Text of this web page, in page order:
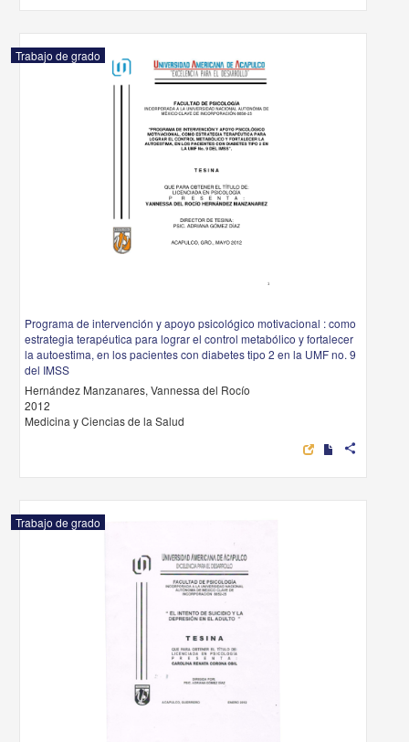
Trabajo de grado
Programa de intervención y apoyo psicológico motivacional : como
estrategia terapéutica para lograr el control metabólico y fortalecer
la autoestima, en los pacientes con diabetes tipo 2 en la UMF no. 9
del IMSS
Hernández Manzanares, Vannessa del Rocío
2012
Medicina y Ciencias de la Salud
share
Trabajo de grado